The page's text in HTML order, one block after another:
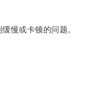
慢或卡顿的问题。